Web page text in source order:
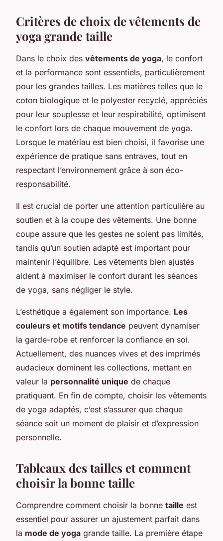
Critères de choix de vêtements de
yoga grande taille
Dans le choix des vêtements de yoga, le confort
et la performance sont essentiels, particulièrement
pour les grandes tailles. Les matières telles que le
coton biologique et le polyester recyclé, appréciés
pour leur souplesse et leur respirabilité, optimisent
le confort lors de chaque mouvement de yoga.
Lorsque le matériau est bien choisi, il favorise une
expérience de pratique sans entraves, tout en
respectant l’environnement grâce à son éco-
responsabilité.
Il est crucial de porter une attention particulière au
soutien et à la coupe des vêtements. Une bonne
coupe assure que les gestes ne soient pas limités,
tandis qu’un soutien adapté est important pour
maintenir l’équilibre. Les vêtements bien ajustés
aident à maximiser le confort durant les séances
de yoga, sans négliger le style.
L’esthétique a également son importance. Les
couleurs et motifs tendance peuvent dynamiser
la garde-robe et renforcer la confiance en soi.
Actuellement, des nuances vives et des imprimés
audacieux dominent les collections, mettant en
valeur la personnalité unique de chaque
pratiquant. En fin de compte, choisir les vêtements
de yoga adaptés, c’est s’assurer que chaque
séance soit un moment de plaisir et d’expression
personnelle.
Tableaux des tailles et comment
choisir la bonne taille
Comprendre comment choisir la bonne taille est
essentiel pour assurer un ajustement parfait dans
la mode de yoga grande taille. La première étape